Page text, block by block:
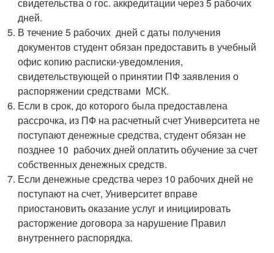
дней.
В течение 5 рабочих дней с даты получения
документов студент обязан предоставить в учебный
офис копию расписки-уведомления,
свидетельствующей о принятии ПФ заявления о
распоряжении средствами МСК.
Если в срок, до которого была предоставлена
рассрочка, из ПФ на расчетный счет Университета не
поступают денежные средства, студент обязан не
позднее 10 рабочих дней оплатить обучение за счет
собственных денежных средств.
Если денежные средства через 10 рабочих дней не
поступают на счет, Университет вправе
приостановить оказание услуг и инициировать
расторжение договора за нарушение Правил
внутреннего распорядка.